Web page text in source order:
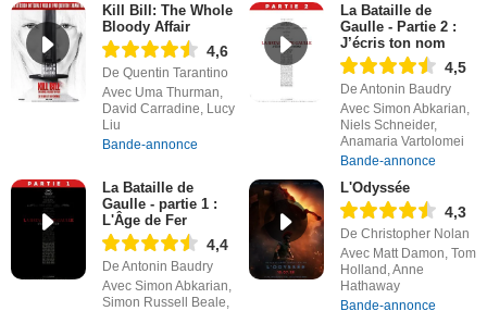
Kill Bill: The Whole
Bloody Affair
4,6
De Quentin Tarantino
Avec Uma Thurman,
David Carradine, Lucy
Liu
Bande-annonce
La Bataille de
Gaulle - Partie 2 :
J’écris ton nom
4,5
De Antonin Baudry
Avec Simon Abkarian,
Niels Schneider,
Anamaria Vartolomei
Bande-annonce
La Bataille de
Gaulle - partie 1 :
L'Âge de Fer
4,4
De Antonin Baudry
Avec Simon Abkarian,
Simon Russell Beale,
L'Odyssée
4,3
De Christopher Nolan
Avec Matt Damon, Tom
Holland, Anne
Hathaway
Bande-annonce